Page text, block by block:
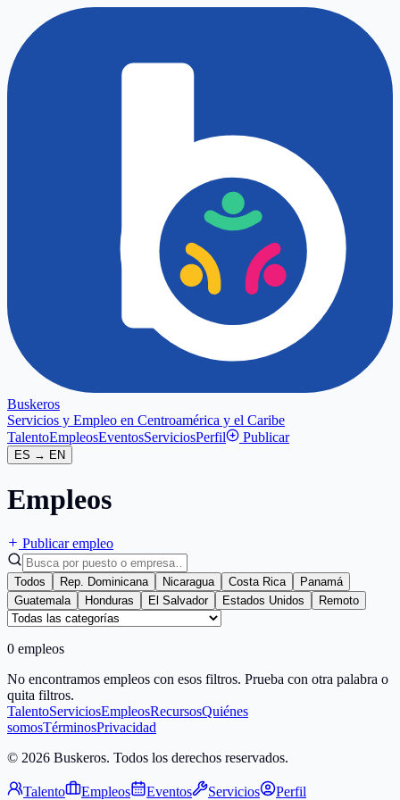
Buskeros
Servicios y Empleo en Centroamérica y el Caribe
TalentoEmpleosEventosServiciosPerfil Publicar
ES → EN
Empleos
Publicar empleo
Todos Rep. Dominicana Nicaragua Costa Rica
Panamá
Guatemala
Honduras El Salvador Estados Unidos Remoto
0 empleos
No encontramos empleos con esos filtros. Prueba con otra palabra o
quita filtros.
TalentoServiciosEmpleosRecursosQuiénes
somosTérminosPrivacidad
© 2026 Buskeros. Todos los derechos reservados.
Talento Empleos Eventos Servicios Perfil